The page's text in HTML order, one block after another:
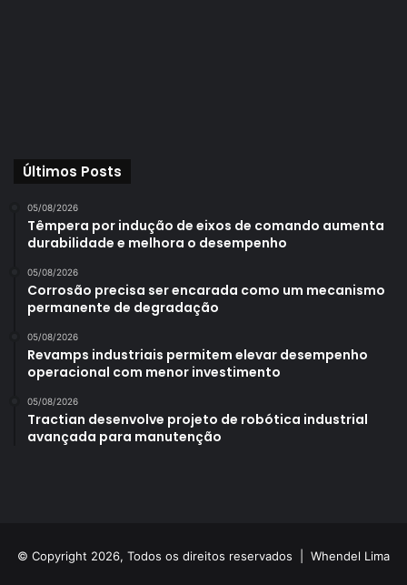
Últimos Posts
05/08/2026
Têmpera por indução de eixos de comando aumenta
durabilidade e melhora o desempenho
05/08/2026
Corrosão precisa ser encarada como um mecanismo
permanente de degradação
05/08/2026
Revamps industriais permitem elevar desempenho
operacional com menor investimento
05/08/2026
Tractian desenvolve projeto de robótica industrial
avançada para manutenção
© Copyright 2026, Todos os direitos reservados | Whendel Lima